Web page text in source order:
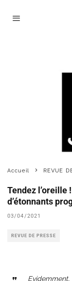
Accueil REVUE
Tendez
d’étonnants
03/04/2021
REVUE DE PRESSE